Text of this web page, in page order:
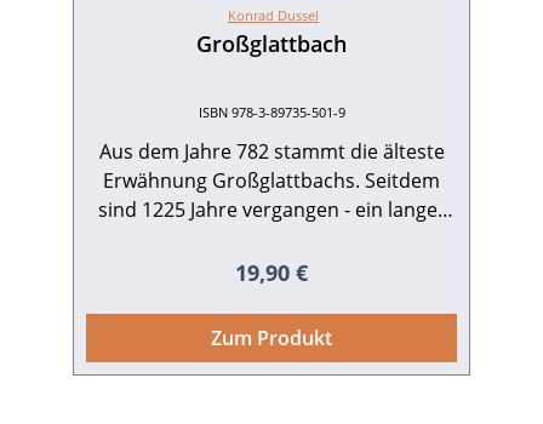
Konrad Dussel
Großglattbach
ISBN 978-3-89735-501-9
Aus dem Jahre 782 stammt die älteste
Erwähnung Großglattbachs. Seitdem
sind 1225 Jahre vergangen - ein langer
und Interessanteste berichtet wird. Der
Kriegszeiten des 17. Jahrhunderts bis
und 20. Jahrhunderts gespannt. Doch
Regulärer Preis:
19,90 €
Zum Produkt